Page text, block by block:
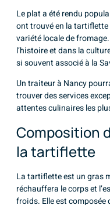
Le plat a été rendu
ont trouvé en la tartiflette
variété locale de
l’histoire et dans la
si souvent associé à la
Untraiteurà Nancy
trouver des services
attentes culinaires les
Composition
la tartiflette
La tartiflette est un gras
réchauffera le corps et
froids. Elle est composée